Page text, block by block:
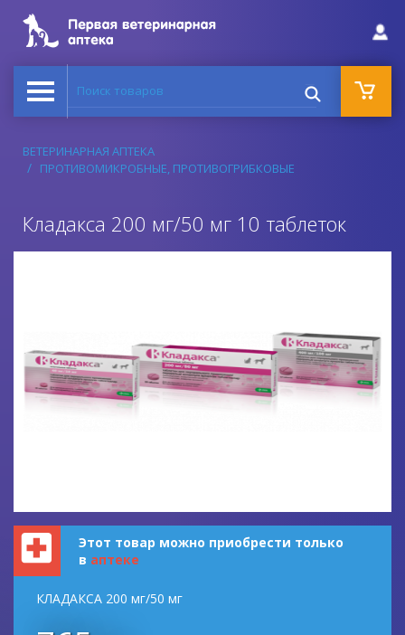
Поиск товаров
ВЕТЕРИНАРНАЯ АПТЕКА
ПРОТИВОМИКРОБНЫЕ, ПРОТИВОГРИБКОВЫЕ
Кладакса 200 мг/50 мг 10 таблеток
Этот товар можно приобрести только
в аптеке
КЛАДАКСА 200 мг/50 мг